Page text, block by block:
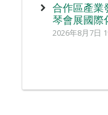
合作區產業
琴會展國際
2026年8月7日